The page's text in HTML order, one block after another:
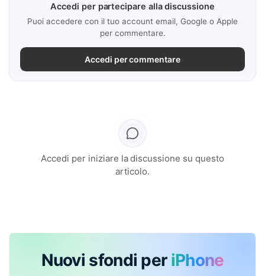
Accedi per partecipare alla discussione
Puoi accedere con il tuo account email, Google o Apple
per commentare.
Accedi per commentare
Accedi per iniziare la discussione su questo
articolo.
Nuovi sfondi per iPhone